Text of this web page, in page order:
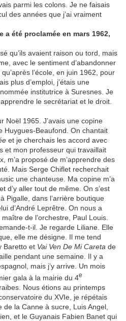
parmi les colons. Je ne faisais
des années que j’ai vraiment
a été proclamée en mars 1962,
qu’ils avaient raison ou tord, mais
avec le sentiment d’abandonner
l’école, en juin 1962, pour
plus d’emploi, j’étais une
institutrice à Suresnes. Je
le secrétariat et le droit.
Noël 1965. J’avais une copine
Huygues-Beaufond. On chantait
et je cherchais les accord avec
et mon professeur qui travaillait
m’a proposé de m’apprendre des
Mais Serge Chiflet recherchait
une chanteuse. Ma copine m’a
d’y aller tout de même. On s’est
Pigalle, dans l’arrière boutique
d’André Leprêtre. On nous a
de l’orchestre, Paul Louis.
t-il. Je regarde Liliane. Elle
elle me désigne. Il me tend
Baretto et Vai Ven De Mi Careta de
pendant une semaine. Il y a
mais j’y arrive. Un mois
gala à la mairie du 4e
Nous étions au printemps
du XVIe, je répétais
de la Canne à sucre, Luis Angel,
et le Guyanais Fabien Banet qui